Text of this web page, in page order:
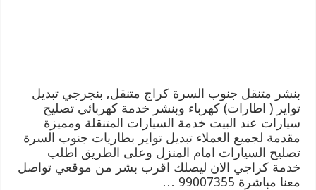
بنشر متنقل جنوب السرة كراج متنقل, بنجرجي تبديل
تواير ( اطارات) كهرباء وبنشر خدمة كهربائي تصليح
سيارات عند البيت خدمة السيارات المتنقلة ومميزة
مقدمة لجميع العملاء تبديل تواير بطاريات جنوب السرة
تصليح السيارات امام المنزل وعلى الطريق اطلب
خدمة كراجي الان ليصلك اقرب بشر من موقعي تواصل
معنا مباشرة 99007355 …